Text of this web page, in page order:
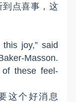
到点喜事，这
joy,” said
Masson.
these feel-
这个好消息